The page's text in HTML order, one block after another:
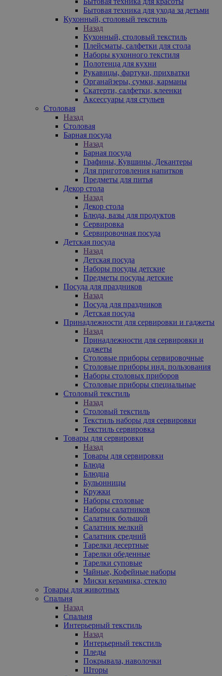
Бытовая техника для ухода за детьми
Кухонный, столовый текстиль
Назад
Кухонный, столовый текстиль
Плейсматы, салфетки для стола
Наборы кухонного текстиля
Полотенца для кухни
Рукавицы, фартуки, прихватки
Органайзеры, сумки, карманы
Скатерти, салфетки, клеенки
Аксессуары для стульев
Столовая
Назад
Столовая
Барная посуда
Назад
Барная посуда
Графины, Кувшины, Декантеры
Для приготовления напитков
Предметы для питья
Декор стола
Назад
Декор стола
Блюда, вазы для продуктов
Сервировка
Сервировочная посуда
Детская посуда
Назад
Детская посуда
Наборы посуды детские
Предметы посуды детские
Посуда для праздников
Назад
Посуда для праздников
Детская посуда
Принадлежности для сервировки и гаджеты
Назад
Принадлежности для сервировки и
гаджеты
Столовые приборы сервировочные
Столовые приборы инд. пользования
Наборы столовых приборов
Столовые приборы специальные
Столовый текстиль
Назад
Столовый текстиль
Текстиль наборы для сервировки
Текстиль сервировка
Товары для сервировки
Назад
Товары для сервировки
Блюда
Блюдца
Бульонницы
Кружки
Наборы столовые
Наборы салатников
Салатник большой
Салатник мелкий
Салатник средний
Тарелки десертные
Тарелки обеденные
Тарелки суповые
Чайные, Кофейные наборы
Миски керамика, стекло
Товары для животных
Спальня
Назад
Спальня
Интерьерный текстиль
Назад
Интерьерный текстиль
Пледы
Покрывала, наволочки
Шторы